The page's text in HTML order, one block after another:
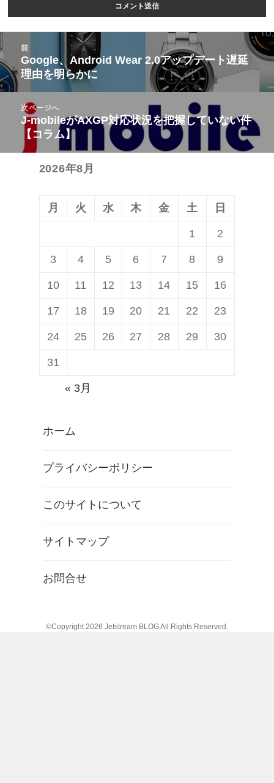
投
稿
ナ
ビ
前
前
の
投
稿:
Google、Android Wear 2.0アップデート遅延
理由を明らかに
次ページへ
次
の
投
J-mobileがAXGP対応状況を把握していない件
【コラム】
2026年8月
月 火 水 木 金 土 日
1 2
3 4 5 6 7 8 9
10 11 12 13 14 15 16
17 18 19 20 21 22 23
24 25 26 27 28 29 30
31
« 3月
ホーム
プライバシーポリシー
このサイトについて
サイトマップ
お問合せ
©Copyright 2026 Jetstream BLOGAll Rights Reserved.